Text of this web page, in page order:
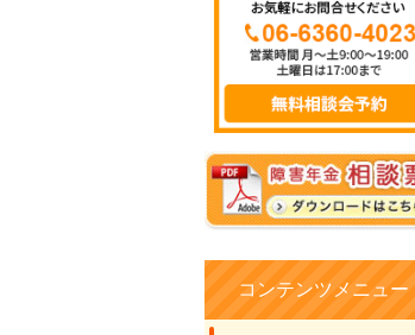
コンテンツメニュー